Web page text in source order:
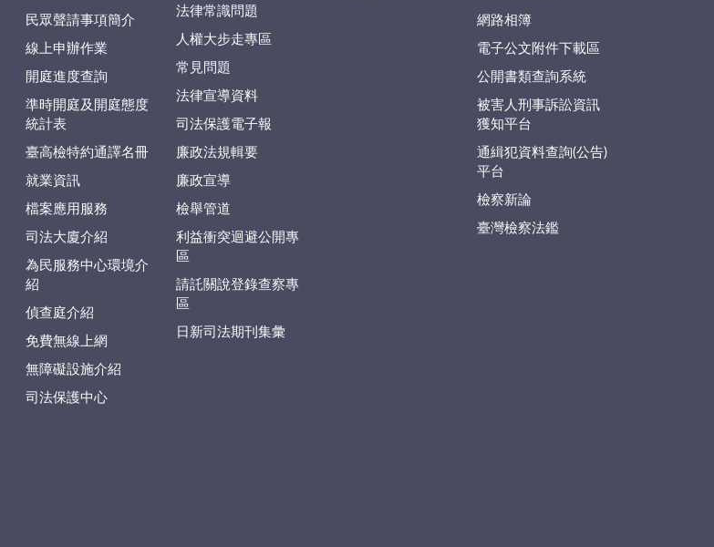
民眾聲請事項簡介
線上申辦作業
開庭進度查詢
準時開庭及開庭態度
統計表
臺高檢特約通譯名冊
就業資訊
檔案應用服務
司法大廈介紹
為民服務中心環境介
紹
偵查庭介紹
免費無線上網
無障礙設施介紹
司法保護中心
法律常識問題
人權大步走專區
常見問題
法律宣導資料
司法保護電子報
廉政法規輯要
廉政宣導
檢舉管道
利益衝突迴避公開專
區
請託關說登錄查察專
區
日新司法期刊集彙
網路相簿
電子公文附件下載區
公開書類查詢系統
被害人刑事訴訟資訊
獲知平台
通緝犯資料查詢(公告)
平台
檢察新論
臺灣檢察法鑑